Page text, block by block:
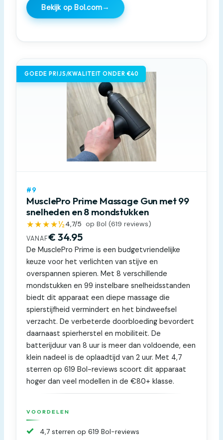
Bekijk op Bol.com→
GOEDE PRIJS/KWALITEIT ONDER €40
#9
MusclePro Prime Massage Gun met 99
snelheden en 8 mondstukken
★★★★½4,7/5 op Bol (619 reviews)
VANAF€ 34.95
De MusclePro Prime is een budgetvriendelijke
keuze voor het verlichten van stijve en
overspannen spieren. Met 8 verschillende
mondstukken en 99 instelbare snelheidsstanden
biedt dit apparaat een diepe massage die
spierstijfheid vermindert en het bindweefsel
verzacht. De verbeterde doorbloeding bevordert
daarnaast spierherstel en mobiliteit. De
batterijduur van 8 uur is meer dan voldoende, een
klein nadeel is de oplaadtijd van 2 uur. Met 4,7
sterren op 619 Bol-reviews scoort dit apparaat
hoger dan veel modellen in de €80+ klasse.
VOORDELEN
4,7 sterren op 619 Bol-reviews